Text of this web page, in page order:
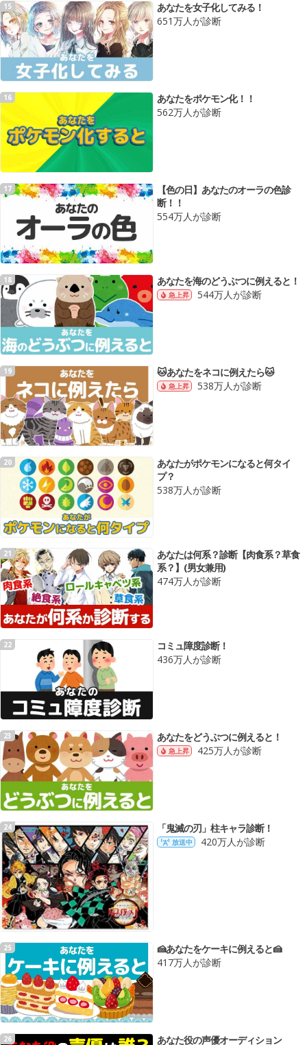
15
あなたを女子化してみる！
651万人が診断
16
あなたをポケモン化！！
562万人が診断
17
【色の日】あなたのオーラの色診
断！！
554万人が診断
18 あなたを海のどうぶつに例えると！
急上昇 544万人が診断
19 🐱あなたをネコに例えたら🐱
急上昇 538万人が診断
20
あなたがポケモンになると何タイ
プ？
538万人が診断
21
あなたは何系？診断【肉食系？草食
系？】(男女兼用)
474万人が診断
22
コミュ障度診断！
436万人が診断
23 あなたをどうぶつに例えると！
急上昇 425万人が診断
24 「鬼滅の刃」柱キャラ診断！
放送中 420万人が診断
25
🍰あなたをケーキに例えると🍰
417万人が診断
26 あなた役の声優オーディション